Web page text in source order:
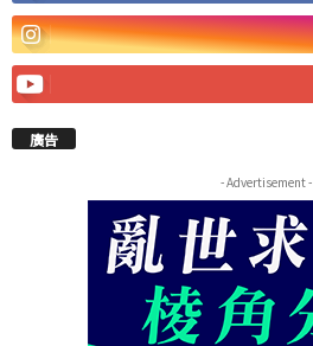
廣告
- Advertisement -